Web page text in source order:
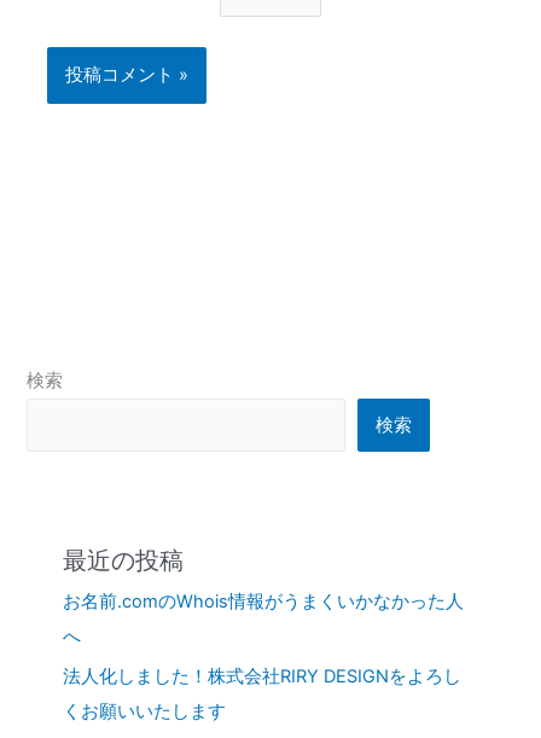
検索
検索
最近の投稿
お名前.comのWhois情報がうまくいかなかった人
へ
法人化しました！株式会社RIRY DESIGNをよろし
くお願いいたします